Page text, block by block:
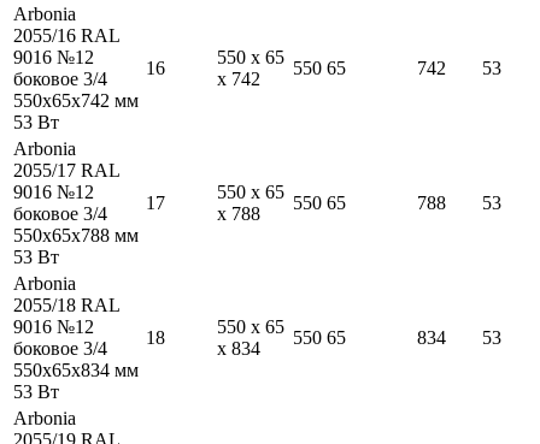
Arbonia
2055/16 RAL
9016 №12
боковое 3/4
550x65x742 мм
53 Вт
16
550 x 65
x 742
550 65 742 53
Arbonia
2055/17 RAL
9016 №12
боковое 3/4
550x65x788 мм
53 Вт
17
550 x 65
x 788
550 65 788 53
Arbonia
2055/18 RAL
9016 №12
боковое 3/4
550x65x834 мм
53 Вт
18
550 x 65
x 834
550 65 834 53
Arbonia